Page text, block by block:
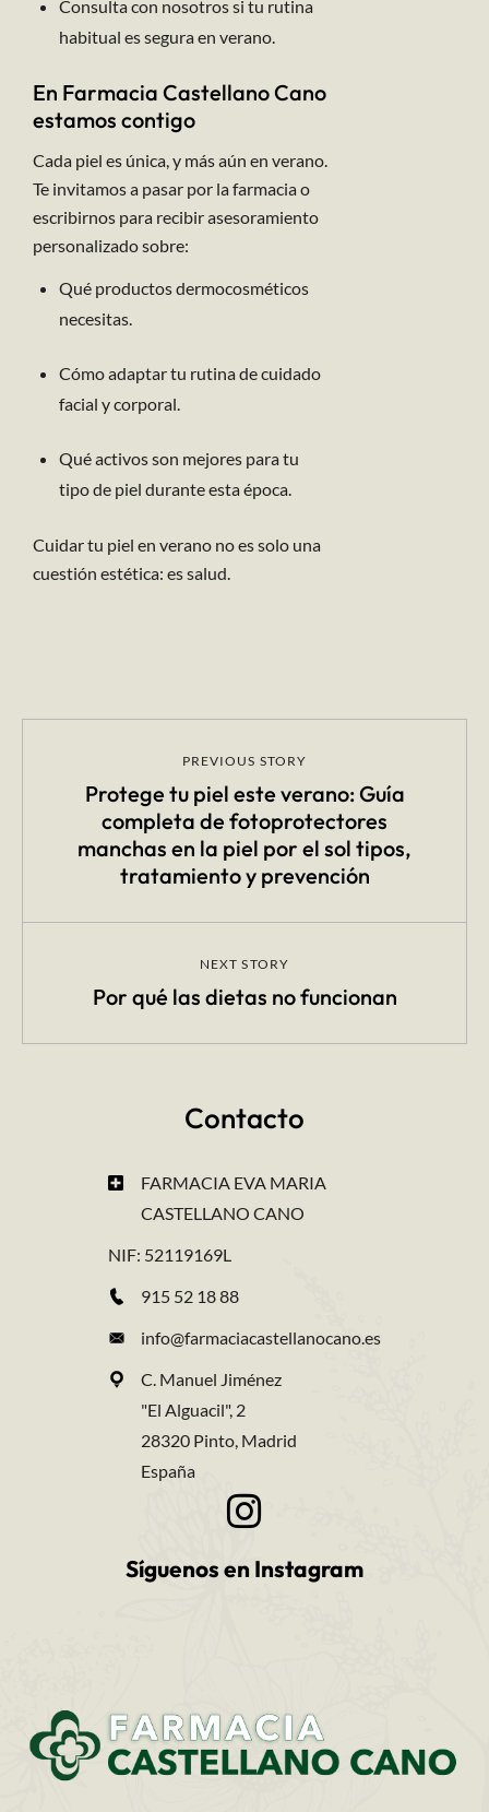
Consulta con nosotros si tu rutina
habitual es segura en verano.
En Farmacia Castellano Cano
estamos contigo
Cada piel es única, y más aún en verano.
Te invitamos a pasar por la farmacia o
escribirnos para recibir asesoramiento
personalizado sobre:
Qué productos dermocosméticos
necesitas.
Cómo adaptar tu rutina de cuidado
facial y corporal.
Qué activos son mejores para tu
tipo de piel durante esta época.
Cuidar tu piel en verano no es solo una
cuestión estética: es salud.
PREVIOUS STORY
Protege tu piel este verano: Guía
completa de fotoprotectores
manchas en la piel por el sol tipos,
tratamiento y prevención
NEXT STORY
Por qué las dietas no funcionan
Contacto
FARMACIA EVA MARIA
CASTELLANO CANO
NIF: 52119169L
915 52 18 88
info@farmaciacastellanocano.es
C. Manuel Jiménez
"El Alguacil", 2
28320 Pinto, Madrid
España
Síguenos en Instagram